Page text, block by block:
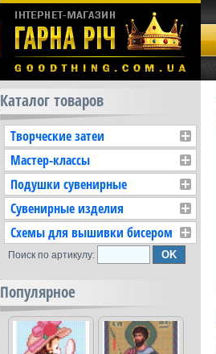
Каталог товаров
Творческие затеи
Мастер-классы
Подушки сувенирные
Сувенирные изделия
Схемы для вышивки бисером
Поиск по артикулу:
Популярное